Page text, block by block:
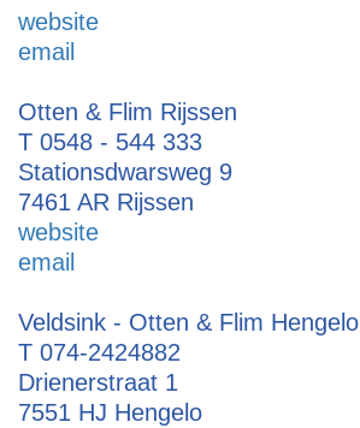
website
email
Otten & Flim Rijssen
T 0548 - 544 333
Stationsdwarsweg 9
7461 AR Rijssen
website
email
Veldsink - Otten & Flim Hengelo
T 074-2424882
Drienerstraat 1
7551 HJ Hengelo